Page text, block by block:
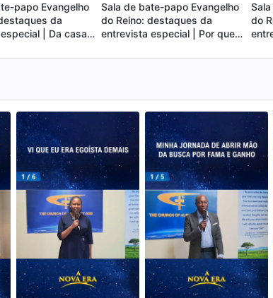
papo Evangelho
da
| Da casa
um apresentador
Sala de bate-papo Evangelho
do Reino: destaques da
entrevista especial | Por que
ouvir, ler ou investigar?
do
a